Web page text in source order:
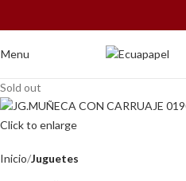
Menu
Sold out
Click to enlarge
Inicio Juguetes